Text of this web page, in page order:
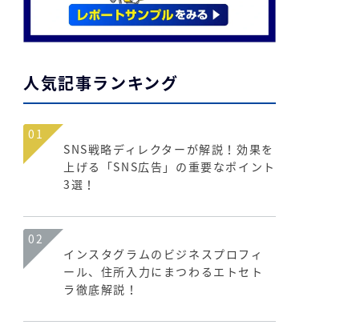
人気記事ランキング
01
SNS戦略ディレクターが解説！効果を
上げる「SNS広告」の重要なポイント
3選！
02
インスタグラムのビジネスプロフィ
ール、住所入力にまつわるエトセト
ラ徹底解説！